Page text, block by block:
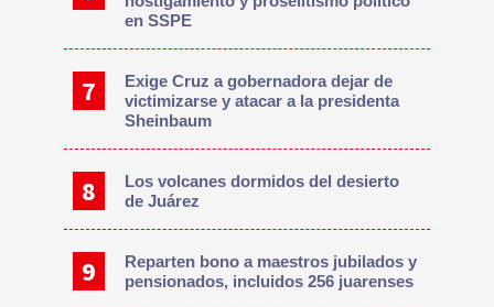
en SSPE
Exige Cruz a gobernadora dejar de
victimizarse y atacar a la presidenta
Sheinbaum
Los volcanes dormidos del desierto
de Juárez
Reparten bono a maestros jubilados y
pensionados, incluidos 256 juarenses